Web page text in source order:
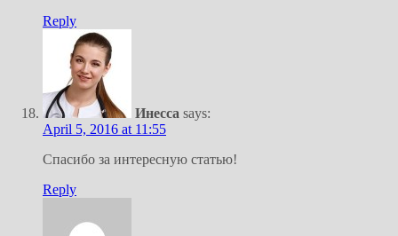
Reply
Инесса says:
April 5, 2016 at 11:55
Спасибо за интересную статью!
Reply